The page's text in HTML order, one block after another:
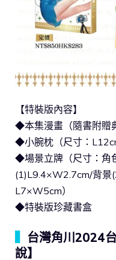
【特裝版內容】
◆本集漫畫（隨書附贈
◆小腕枕（尺寸：
◆場景立牌（尺寸：角
(1)L9.4×W2.7cm/背
L7×W5cm）
◆特裝版珍藏書盒
台灣角川2024
說】